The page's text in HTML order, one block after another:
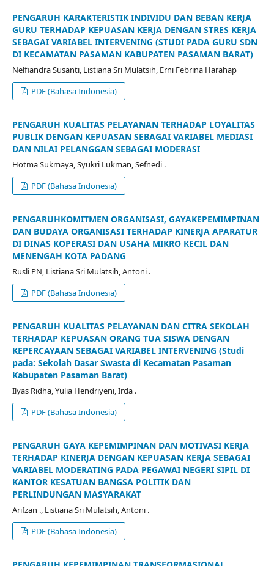
PENGARUH KARAKTERISTIK INDIVIDU DAN BEBAN KERJA
GURU TERHADAP KEPUASAN KERJA DENGAN STRES KERJA
SEBAGAI VARIABEL INTERVENING (STUDI PADA GURU SDN
DI KECAMATAN PASAMAN KABUPATEN PASAMAN BARAT)
Nelfiandra Susanti, Listiana Sri Mulatsih, Erni Febrina Harahap
PDF (Bahasa Indonesia)
PENGARUH KUALITAS PELAYANAN TERHADAP LOYALITAS
PUBLIK DENGAN KEPUASAN SEBAGAI VARIABEL MEDIASI
DAN NILAI PELANGGAN SEBAGAI MODERASI
Hotma Sukmaya, Syukri Lukman, Sefnedi .
PDF (Bahasa Indonesia)
PENGARUHKOMITMEN ORGANISASI, GAYAKEPEMIMPINAN
DAN BUDAYA ORGANISASI TERHADAP KINERJA APARATUR
DI DINAS KOPERASI DAN USAHA MIKRO KECIL DAN
MENENGAH KOTA PADANG
Rusli PN, Listiana Sri Mulatsih, Antoni .
PDF (Bahasa Indonesia)
PENGARUH KUALITAS PELAYANAN DAN CITRA SEKOLAH
TERHADAP KEPUASAN ORANG TUA SISWA DENGAN
KEPERCAYAAN SEBAGAI VARIABEL INTERVENING (Studi
pada: Sekolah Dasar Swasta di Kecamatan Pasaman
Kabupaten Pasaman Barat)
Ilyas Ridha, Yulia Hendriyeni, Irda .
PDF (Bahasa Indonesia)
PENGARUH GAYA KEPEMIMPINAN DAN MOTIVASI KERJA
TERHADAP KINERJA DENGAN KEPUASAN KERJA SEBAGAI
VARIABEL MODERATING PADA PEGAWAI NEGERI SIPIL DI
KANTOR KESATUAN BANGSA POLITIK DAN
PERLINDUNGAN MASYARAKAT
Arifzan ., Listiana Sri Mulatsih, Antoni .
PDF (Bahasa Indonesia)